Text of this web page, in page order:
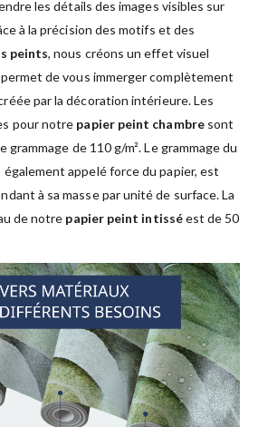
les détails des images visibles sur
à la précision des motifs et des
peints, nous créons un effet visuel
de vous immerger complètement
par la décoration intérieure. Les
pour notre papier peint chambresont
grammage de 110 g/m². Le grammage du
également appelé force du papier, est
à sa masse par unité de surface. La
de notre papier peint intisséest de 50